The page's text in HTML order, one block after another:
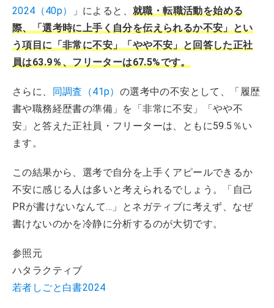
2024（40p）
」によると、就職・転職活動を始める
際、「選考時に上手く自分を伝えられるか不安」とい
う項目に「非常に不安」「やや不安」と回答した正社
員は63.9％、フリーターは67.5%です。
さらに、 同調査（41p） の選考中の不安として、「履歴
書や職務経歴書の準備」を「非常に不安」「やや不
安」と答えた正社員・フリーターは、ともに59.5％い
ます。
この結果から、選考で自分を上手くアピールできるか
不安に感じる人は多いと考えられるでしょう。「自己
PRが書けないなんて…」とネガティブに考えず、なぜ
書けないのかを冷静に分析するのが大切です。
参照元
ハタラクティブ
若者しごと白書2024